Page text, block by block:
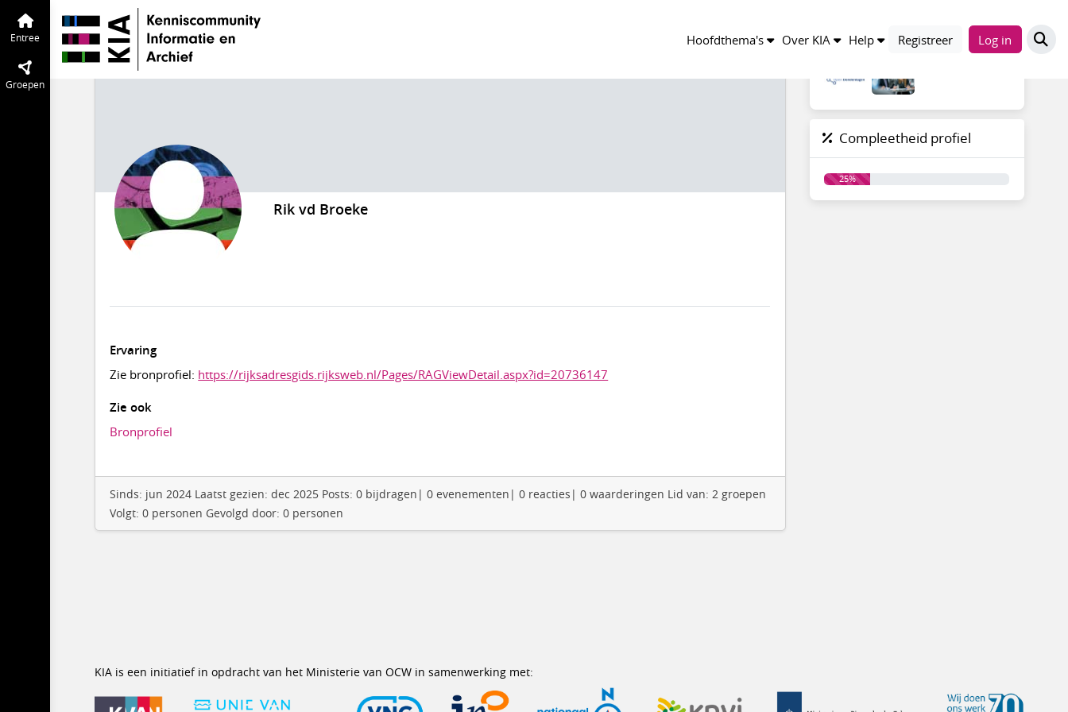
Hoofdthema's Over KIA Help Registreer Log in
Entree
Groepen
Rik vd Broeke
Ervaring
Zie bronprofiel: https://rijksadresgids.rijksweb.nl/Pages/RAGViewDetail.aspx?id=20736147
Zie ook
Bronprofiel
Sinds: jun 2024 Laatst gezien: dec 2025 Posts: 0 bijdragen| 0 evenementen| 0 reacties| 0 waarderingen Lid van: 2 groepen
Volgt: 0 personen Gevolgd door: 0 personen
Compleetheid profiel
25%
KIA is een initiatief in opdracht van het Ministerie van OCW in samenwerking met: